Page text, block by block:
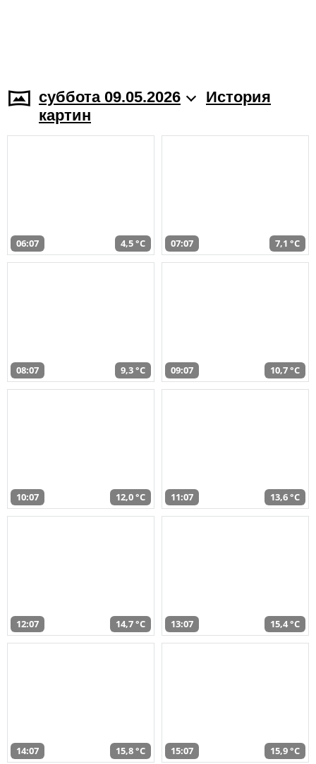
суббота 09.05.2026
История
картин
06:07 4,5 °C 07:07 7,1 °C
08:07 9,3 °C 09:07 10,7 °C
10:07 12,0 °C 11:07 13,6 °C
12:07 14,7 °C 13:07 15,4 °C
14:07 15,8 °C 15:07 15,9 °C